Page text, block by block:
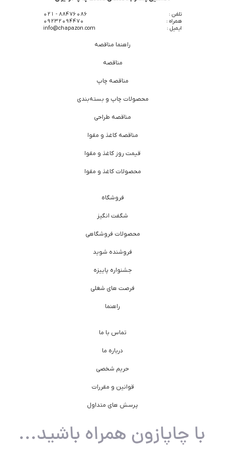
تلفن :
88476086 - 021
همراه :
09232094470
ایمیل :
info@chapazon.com
راهنما مناقصه
مناقصه
مناقصه چاپ
محصولات چاپ و بسته‌بندی
مناقصه طراحی
مناقصه کاغذ و مقوا
قیمت روز کاغذ و مقوا
محصولات کاغذ و مقوا
فروشگاه
شگفت انگیز
محصولات فروشگاهی
فروشنده شوید
جشنواره پاییزه
فرصت های شغلی
راهنما
تماس با ما
درباره ما
حریم شخصی
قوانین و مقررات
پرسش های متداول